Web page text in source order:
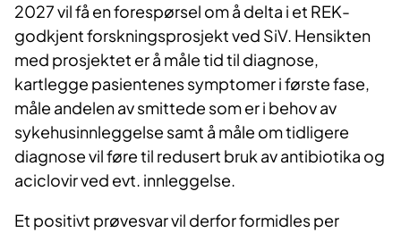
2027 vil få en forespørsel om å delta i et REK-
godkjent forskningsprosjekt ved SiV. Hensikten
med prosjektet er å måle tid til diagnose,
kartlegge pasientenes symptomer i første fase,
måle andelen av smittede som er i behov av
sykehusinnleggelse samt å måle om tidligere
diagnose vil føre til redusert bruk av antibiotika og
aciclovir ved evt. innleggelse.
Et positivt prøvesvar vil derfor formidles per